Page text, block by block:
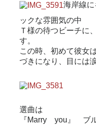
海岸線
ックな雰囲気の中
Ｔ様の待つビーチに
す。
この時、初めて彼女
づきになり、目には
選曲は
『Marry you』 ブ